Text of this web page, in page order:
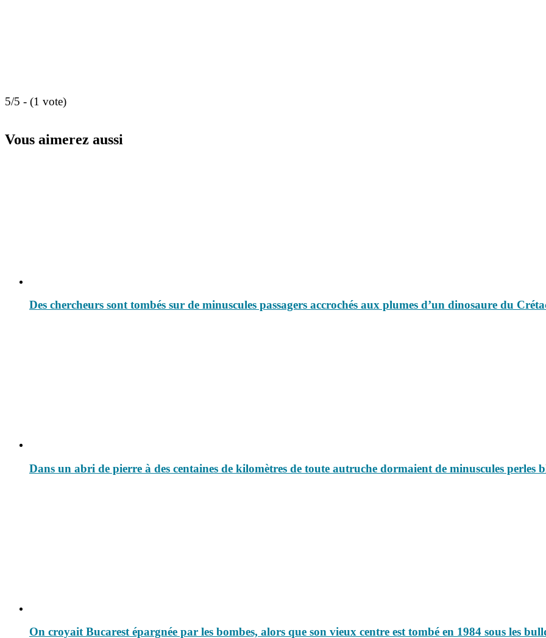
5/5 - (1 vote)
Vous aimerez aussi
Des chercheurs sont tombés sur de minuscules passagers accrochés aux plumes d’un dinosaure du
Dans un abri de pierre à des centaines de kilomètres de toute autruche dormaient de minuscules perles
On croyait Bucarest épargnée par les bombes, alors que son vieux centre est tombé en 1984 sous les